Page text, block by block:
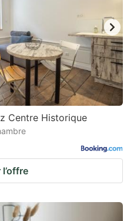
Centre Historique